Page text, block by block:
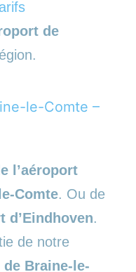
de
le-Comte –
l’aéroport
Comte. Ou de
d’Eindhoven.
de notre
de Braine-le-